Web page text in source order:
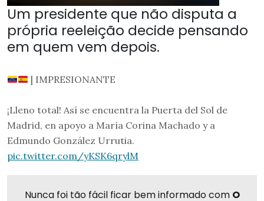
Um presidente que não disputa a
própria reeleição decide pensando
em quem vem depois.
| IMPRESIONANTE
¡Lleno total! Así se encuentra la Puerta del Sol de
Madrid, en apoyo a María Corina Machado y a
Edmundo González Urrutia.
pic.twitter.com/yKSK6qrylM
Nunca foi tão fácil ficar bem informado com O